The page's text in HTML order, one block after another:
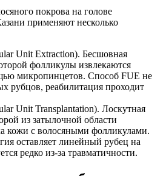
покрова на голове
применяют несколько
Unit Extraction). Бесшовная
фолликулы извлекаются
микропинцетов. Способ FUE не
рубцов, реабилитация проходит
Unit Transplantation). Лоскутная
из затылочной области
кожи с волосяными фолликулами.
оставляет линейный рубец на
редко из-за травматичности.